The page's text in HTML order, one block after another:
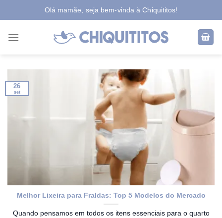
to
Olá mamãe, seja bem-vinda à Chiquititos!
Melhor Lixeira para Fraldas: Top 5 Modelos do Mercado
Quando pensamos em todos os itens essenciais para o quarto
26
set